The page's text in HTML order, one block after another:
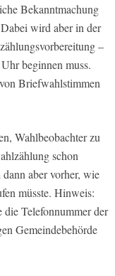
Bekanntmachung
wird aber in der
–
beginnen muss.
Briefwahlstimmen
Wahlbeobachter zu
schon
aber vorher, wie
müsste. Hinweis:
Telefonnummer der
Gemeindebehörde